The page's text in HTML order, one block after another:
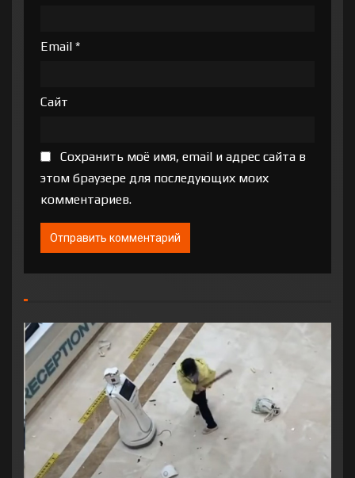
Email *
Сайт
Сохранить моё имя, email и адрес сайта в
этом браузере для последующих моих
комментариев.